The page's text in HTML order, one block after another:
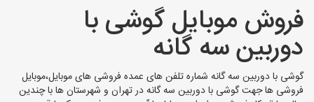
سایر گروه ها
فروشگاه های موبایل
فروش موبایل گوشی با
دوربین سه گانه
گوشی با دوربین سه گانه شماره تلفن های عمده فروشی های موبایل،موبایل
فروشی ها جهت گوشی با دوربین سه گانه در تهران و شهرستان ها با چندین